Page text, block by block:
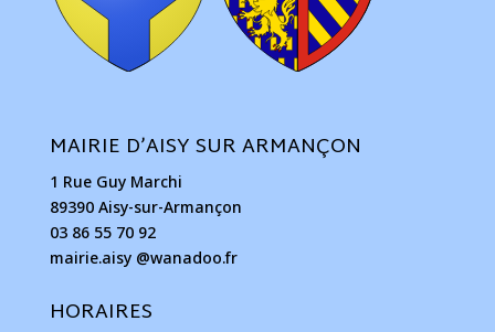
MAIRIE D’AISY SUR ARMANÇON
1 Rue Guy Marchi
89390 Aisy-sur-Armançon
03 86 55 70 92
mairie.aisy @wanadoo.fr
HORAIRES